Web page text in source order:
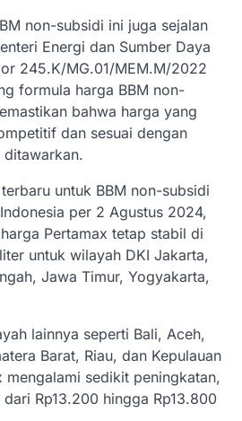
non-subsidi ini juga sejalan
Energi dan Sumber Daya
245.K/MG.01/MEM.M/2022
formula harga BBM non-
bahwa harga yang
dan sesuai dengan
untuk BBM non-subsidi
per 2 Agustus 2024,
Pertamax tetap stabil di
untuk wilayah DKI Jakarta,
Jawa Timur, Yogyakarta,
lainnya seperti Bali, Aceh,
Barat, Riau, dan Kepulauan
mengalami sedikit peningkatan,
Rp13.200 hingga Rp13.800